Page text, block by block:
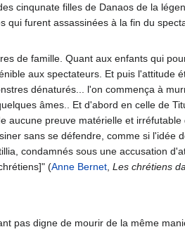
cinqunate filles de Danaos de la
qui furent assassinées à la fin du
de famille. Quant aux enfants qui
aux spectateurs. Et puis l'attitude
dénaturés... l'on commença à
âmes.. Et d'abord en celle de
aucune preuve matérielle et irréfutable
sans se défendre, comme si l'idée
condamnés sous une accusation
(Anne Bernet Les chrétiens
pas digne de mourir de la même